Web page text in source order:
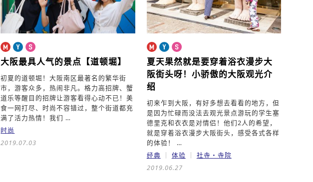
大阪最具人气的景点【道顿堀】
初夏的道顿堀！大阪南区最著名的繁华街
市，游客众多，热闹非凡。格力高招牌、蟹
道乐等醒目的招牌让游客看得心动不已！美
食一网打尽、时尚不容错过，整个街道都充
满了活力热情！我们 …
时尚
2019.07.03
夏天果然就是要穿着浴衣漫步大
阪街头呀！ 小骄傲的大阪观光介
绍
初来乍到大阪，有好多想去看看的地方，但
是因为忙碌而没法去观光景点游玩的学生塞
德里克和衣衣是对情侣！他们2人的希望，
就是穿着浴衣漫步大阪街头，感受各式各样
的体验！ …
经典
体验
社寺・寺院
2019.06.27